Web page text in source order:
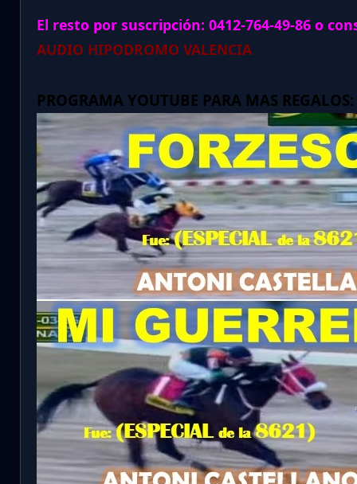
El resto por suscripción: 0412-764-49-86 o
AUDIO HIPODROMO VALENCIA
PROGRAMA YOUTUBE PARA MAS REGALOS: